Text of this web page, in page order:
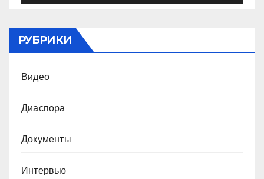
РУБРИКИ
Видео
Диаспора
Документы
Интервью